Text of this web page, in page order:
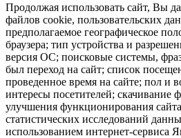
Продолжая использовать сайт, Вы
файлов cookie, пользовательских
предполагаемое географическое
браузера; тип устройства и
версия ОС; поисковые системы,
был переход на сайт; список
проведенное время на сайте; пол и
интересы посетителей; скачивание
улучшения функционирования
статистических исследований
использованием интернет-сервиса